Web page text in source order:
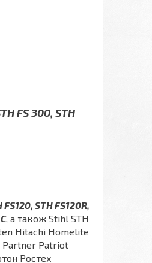
FS 300, STH
STH FS120R,
, а також Stihl STH
Hitachi Homelite
Partner Patriot
Ростех